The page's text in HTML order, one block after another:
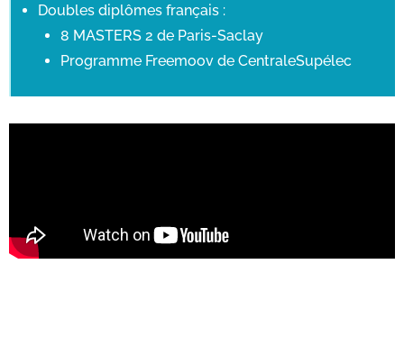
Doubles diplômes français :
8 MASTERS 2 de Paris-Saclay
Programme Freemoov de CentraleSupélec